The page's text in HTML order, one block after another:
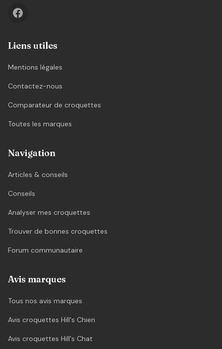
Liens utiles
Mentions légales
Contactez-nous
Comparateur de croquettes
Toutes les marques
Navigation
Articles & conseils
Conseils
Analyser mes croquettes
Trouver de bonnes croquettes
Forum communautaire
Avis marques
Tous nos avis marques
Avis croquettes Hill's Chien
Avis croquettes Hill's Chat